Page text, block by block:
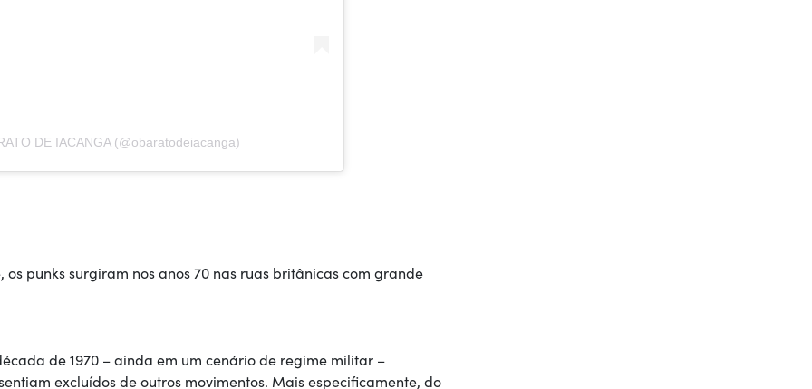
DE IACANGA (@obaratodeiacanga)
punks surgiram nos anos 70 nas ruas britânicas com grande
de 1970 – ainda em um cenário de regime militar –
excluídos de outros movimentos. Mais especificamente, do